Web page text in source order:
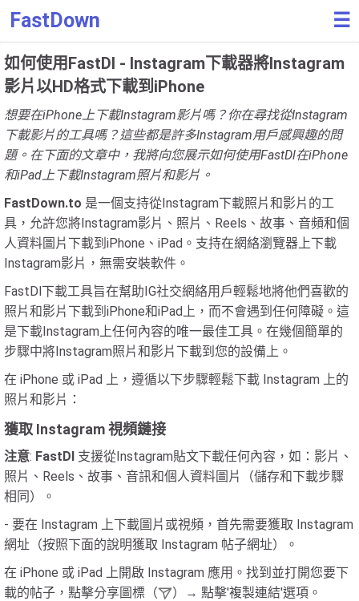
FastDown ☰
如何使用FastDl - Instagram下載器將Instagram
影片以HD格式下載到iPhone
想要在iPhone上下載Instagram影片嗎？你在尋找從Instagram
下載影片的工具嗎？這些都是許多Instagram用戶感興趣的問
題。在下面的文章中，我將向您展示如何使用FastDl在iPhone
和iPad上下載Instagram照片和影片。
FastDown.to 是一個支持從Instagram下載照片和影片的工
具，允許您將Instagram影片、照片、Reels、故事、音頻和個
人資料圖片下載到iPhone、iPad。支持在網絡瀏覽器上下載
Instagram影片，無需安裝軟件。
FastDl下載工具旨在幫助IG社交網絡用戶輕鬆地將他們喜歡的
照片和影片下載到iPhone和iPad上，而不會遇到任何障礙。這
是下載Instagram上任何內容的唯一最佳工具。在幾個簡單的
步驟中將Instagram照片和影片下載到您的設備上。
在 iPhone 或 iPad 上，遵循以下步驟輕鬆下載 Instagram 上的
照片和影片：
獲取 Instagram 視頻鏈接
注意: FastDl 支援從Instagram貼文下載任何內容，如：影片、
照片、Reels、故事、音訊和個人資料圖片（儲存和下載步驟
相同）。
- 要在 Instagram 上下載圖片或視頻，首先需要獲取 Instagram
網址（按照下面的說明獲取 Instagram 帖子網址）。
在 iPhone 或 iPad 上開啟 Instagram 應用。找到並打開您要下
載的帖子，點擊分享圖標（
）→ 點擊'複製連結'選項。